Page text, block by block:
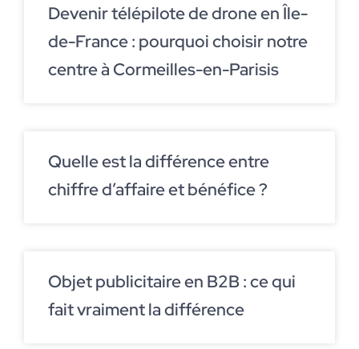
Devenir télépilote de drone en Île-
de-France : pourquoi choisir notre
centre à Cormeilles-en-Parisis
Quelle est la différence entre
chiffre d’affaire et bénéfice ?
Objet publicitaire en B2B : ce qui
fait vraiment la différence